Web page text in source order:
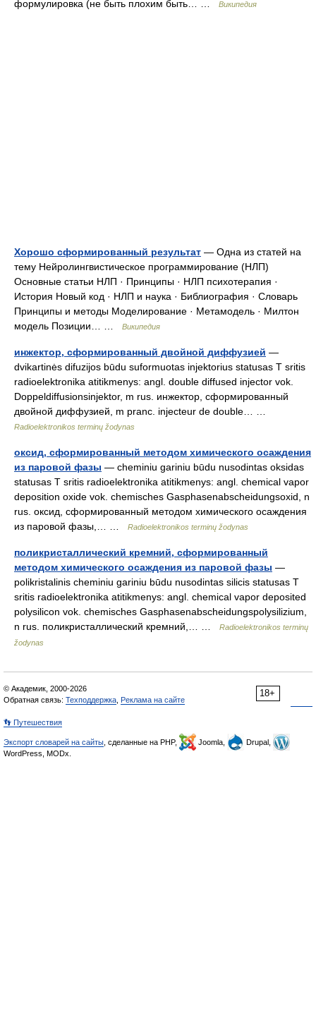
формулировка (не быть плохим быть… …
Википедия
Хорошо сформированный результат — Одна из статей на
тему Нейролингвистическое программирование (НЛП)
Основные статьи НЛП · Принципы · НЛП психотерапия ·
История Новый код · НЛП и наука · Библиография · Словарь
Принципы и методы Моделирование · Метамодель · Милтон
модель Позиции… …
Википедия
инжектор, сформированный двойной диффузией —
dvikartinės difuzijos būdu suformuotas injektorius statusas T sritis
radioelektronika atitikmenys: angl. double diffused injector vok.
Doppeldiffusionsinjektor, m rus. инжектор, сформированный
двойной диффузией, m pranc. injecteur de double… …
Radioelektronikos terminų žodynas
оксид, сформированный методом химического осаждения
из паровой фазы — cheminiu gariniu būdu nusodintas oksidas
statusas T sritis radioelektronika atitikmenys: angl. chemical vapor
deposition oxide vok. chemisches Gasphasenabscheidungsoxid, n
rus. оксид, сформированный методом химического осаждения
из паровой фазы,… …
Radioelektronikos terminų žodynas
поликристаллический кремний, сформированный
методом химического осаждения из паровой фазы —
polikristalinis cheminiu gariniu būdu nusodintas silicis statusas T
sritis radioelektronika atitikmenys: angl. chemical vapor deposited
polysilicon vok. chemisches Gasphasenabscheidungspolysilizium,
n rus. поликристаллический кремний,… …
Radioelektronikos terminų
žodynas
18+
© Академик, 2000-2026
Обратная связь: Техподдержка Реклама на сайте
👣 Путешествия
Экспорт словарей на сайты , сделанные на PHP, Joomla,
Drupal,
WordPress, MODx.